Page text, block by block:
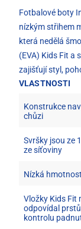
Fotbalové boty
nízkým střihem
která nedělá
(EVA) Kids Fit a
zajišťují styl,
VLASTNOSTI
Konstrukce
chůzi
Svršky jsou ze
ze síťoviny
Nízká
Vložky Kids Fit
odpovídal
kontrolu